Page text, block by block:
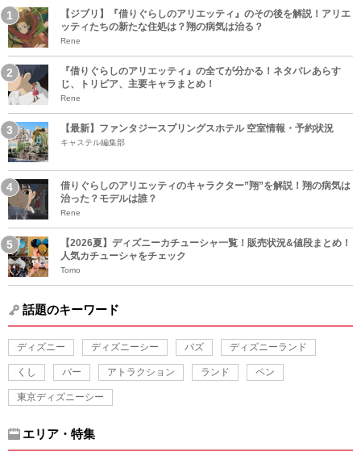
【ジブリ】『借りぐらしのアリエッティ』のその後を解説！アリエ
ッティたちの新たな住処は？翔の病気は治る？
Rene
『借りぐらしのアリエッティ』の全てが分かる！ネタバレあらす
じ、トリビア、主要キャラまとめ！
Rene
【最新】ファンタジースプリングスホテル 空室情報・予約状況
キャステル編集部
借りぐらしのアリエッティのキャラクター”翔”を解説！翔の病気は
治った？モデルは誰？
Rene
【2026夏】ディズニーカチューシャ一覧！販売状況&値段まとめ！
人気カチューシャをチェック
Tomo
話題のキーワード
ディズニー ディズニーシー バズ ディズニーランド
くし バー アトラクション ランド ペン
東京ディズニーシー
エリア・特集